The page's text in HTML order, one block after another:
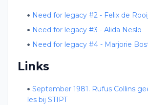
Need for legacy #2 - Felix de Rooij
Need for legacy #3 - Alida Neslo
Need for legacy #4 - Marjorie
Links
September 1981. Rufus Collins
les bij STIPT